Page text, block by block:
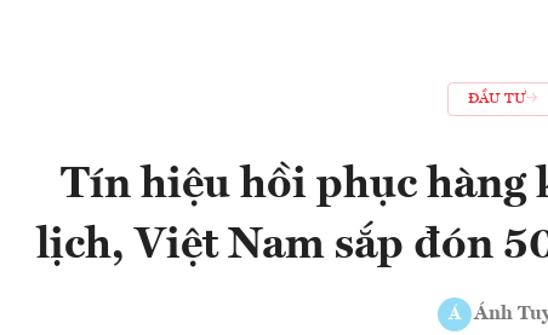
ĐẦU TƯ
Tín hiệu hồi phục hàng
lịch, Việt Nam sắp đón
Á Ánh